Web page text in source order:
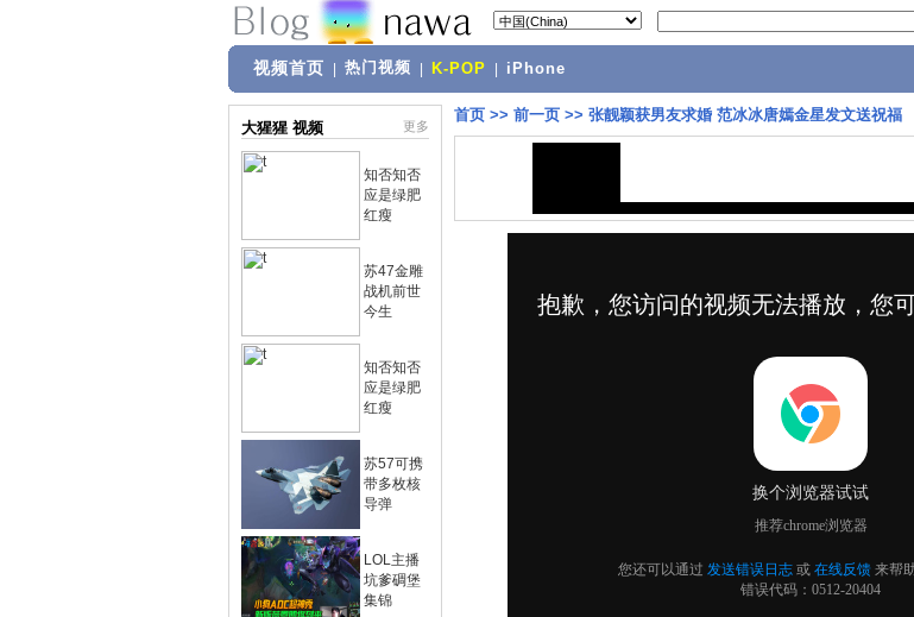
视频首页 热门视频 K-POP iPhone
大猩猩 视频 更多
知否知否
应是绿肥
红瘦
苏47金雕
战机前世
今生
知否知否
应是绿肥
红瘦
苏57可携
带多枚核
导弹
LOL主播
坑爹碉堡
集锦
首页 >> 前一页 >> 张靓颖获男友求婚 范冰冰唐嫣金星发文送祝福